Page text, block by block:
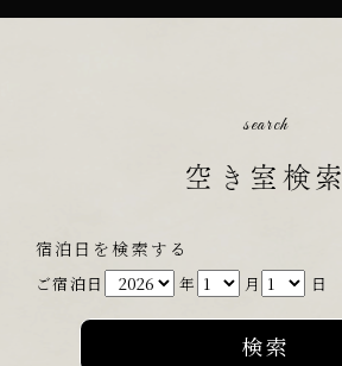
search
空き室検索
宿泊日を検索する
ご宿泊日 年 月 日